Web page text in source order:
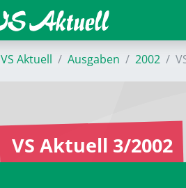
VS Aktuell Ausgaben 2002
VS Aktuell 3/2002